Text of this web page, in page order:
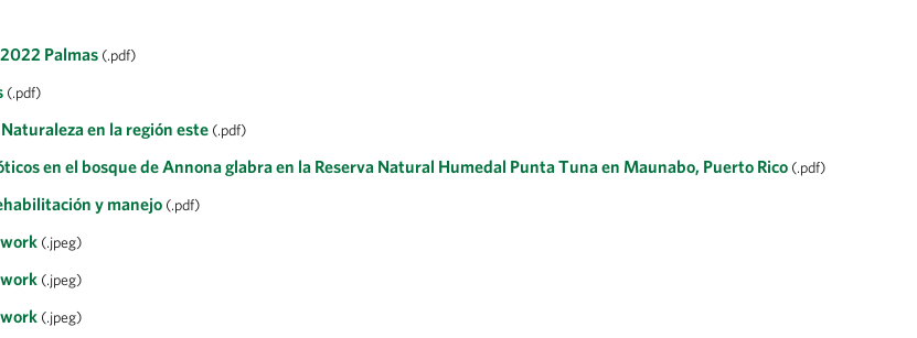
Palmas (.pdf)
(.pdf)
en la región este (.pdf)
en el bosque de Annona glabra en la Reserva Natural Humedal Punta Tuna en Maunabo, Puerto Rico (.pdf)
y manejo (.pdf)
(.jpeg)
(.jpeg)
(.jpeg)